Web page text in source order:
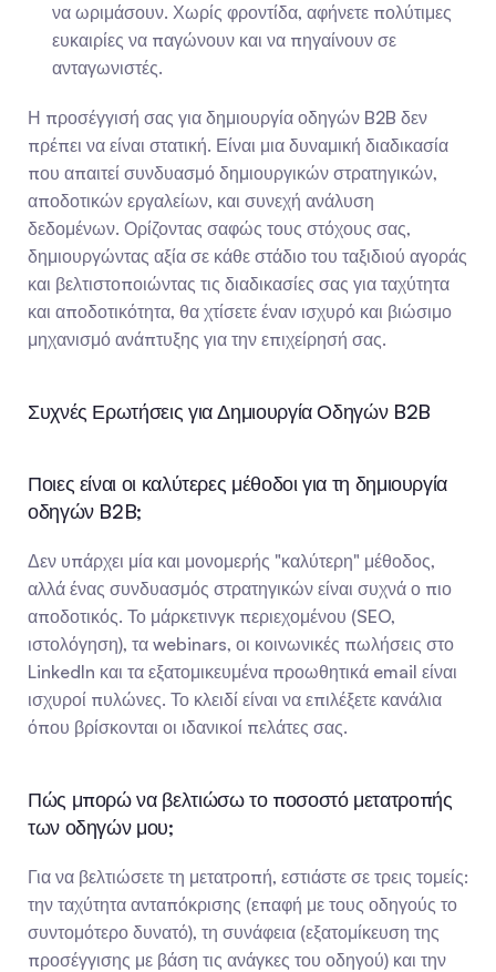
να ωριμάσουν. Χωρίς φροντίδα, αφήνετε πολύτιμες
ευκαιρίες να παγώνουν και να πηγαίνουν σε
ανταγωνιστές.
Η προσέγγισή σας για δημιουργία οδηγών B2B δεν
πρέπει να είναι στατική. Είναι μια δυναμική διαδικασία
που απαιτεί συνδυασμό δημιουργικών στρατηγικών,
αποδοτικών εργαλείων, και συνεχή ανάλυση
δεδομένων. Ορίζοντας σαφώς τους στόχους σας,
δημιουργώντας αξία σε κάθε στάδιο του ταξιδιού αγοράς
και βελτιστοποιώντας τις διαδικασίες σας για ταχύτητα
και αποδοτικότητα, θα χτίσετε έναν ισχυρό και βιώσιμο
μηχανισμό ανάπτυξης για την επιχείρησή σας.
Συχνές Ερωτήσεις για Δημιουργία Οδηγών B2B
Ποιες είναι οι καλύτερες μέθοδοι για τη δημιουργία
οδηγών B2B;
Δεν υπάρχει μία και μονομερής "καλύτερη" μέθοδος,
αλλά ένας συνδυασμός στρατηγικών είναι συχνά ο πιο
αποδοτικός. Το μάρκετινγκ περιεχομένου (SEO,
ιστολόγηση), τα webinars, οι κοινωνικές πωλήσεις στο
LinkedIn και τα εξατομικευμένα προωθητικά email είναι
ισχυροί πυλώνες. Το κλειδί είναι να επιλέξετε κανάλια
όπου βρίσκονται οι ιδανικοί πελάτες σας.
Πώς μπορώ να βελτιώσω το ποσοστό μετατροπής
των οδηγών μου;
Για να βελτιώσετε τη μετατροπή, εστιάστε σε τρεις τομείς:
την ταχύτητα ανταπόκρισης (επαφή με τους οδηγούς το
συντομότερο δυνατό), τη συνάφεια (εξατομίκευση της
προσέγγισης με βάση τις ανάγκες του οδηγού) και την